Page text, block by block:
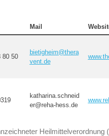
Mail
80 50
bietigheim@thera
vent.de
katharina.schneid
er@reha-hess.de
Heilmittelverordnung